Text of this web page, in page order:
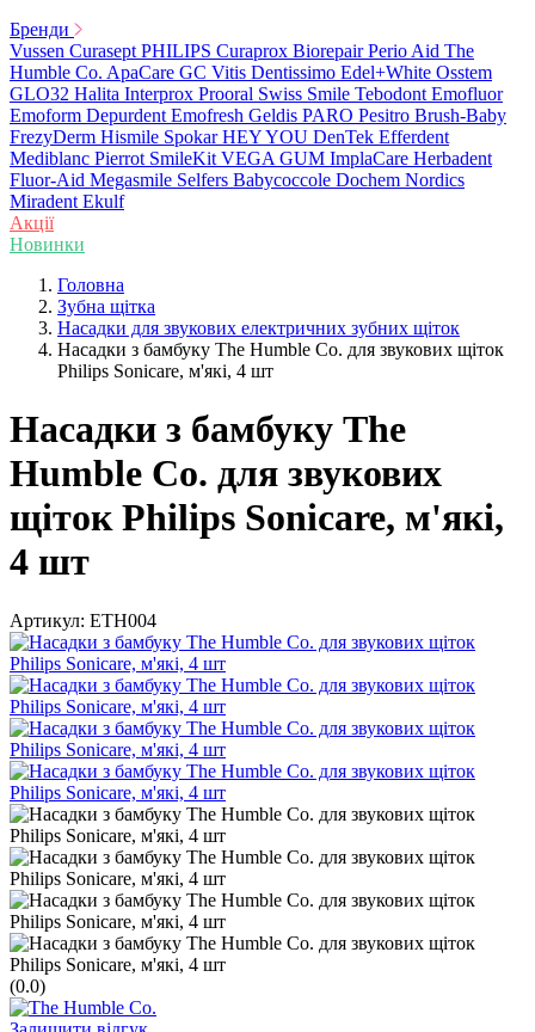
Бренди
Vussen Curasept PHILIPS Curaprox Biorepair Perio Aid The
Humble Co. ApaCare GC Vitis Dentissimo Edel+White Osstem
GLO32 Halita Interprox Prooral Swiss Smile Tebodont Emofluor
Emoform Depurdent Emofresh Geldis PARO Pesitro Brush-Baby
FrezyDerm Hismile Spokar HEY YOU DenTek Efferdent
Mediblanc Pierrot SmileKit VEGA GUM ImplaCare Herbadent
Fluor-Aid Megasmile Selfers Babycoccole Dochem Nordics
Miradent Ekulf
Акції
Новинки
Головна
Зубна щітка
Насадки для звукових електричних зубних щіток
Насадки з бамбуку The Humble Co. для звукових щіток
Philips Sonicare, м'які, 4 шт
Насадки з бамбуку The
Humble Co. для звукових
щіток Philips Sonicare, м'які,
4 шт
Артикул: ETH004
(0.0)